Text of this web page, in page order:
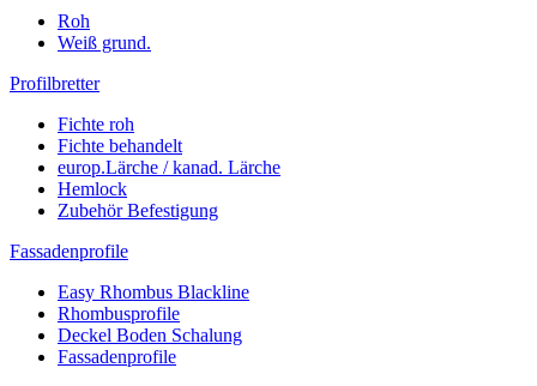
Roh
Weiß grund.
Profilbretter
Fichte roh
Fichte behandelt
europ.Lärche / kanad. Lärche
Hemlock
Zubehör Befestigung
Fassadenprofile
Easy Rhombus Blackline
Rhombusprofile
Deckel Boden Schalung
Fassadenprofile